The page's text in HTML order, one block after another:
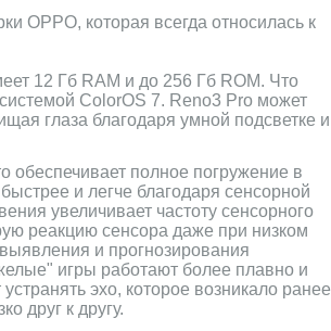
OPPO, которая всегда относилась к
12 Гб RAM и до 256 Гб ROM. Что
ColorOS 7. Reno3 Pro может
глаза благодаря умной подсветке и
обеспечивает полное погружение в
и легче благодаря сенсорной
увеличивает частоту сенсорного
реакцию сенсора даже при низком
и прогнозирования
игры работают более плавно и
эхо, которое возникало ранее
друг к другу.